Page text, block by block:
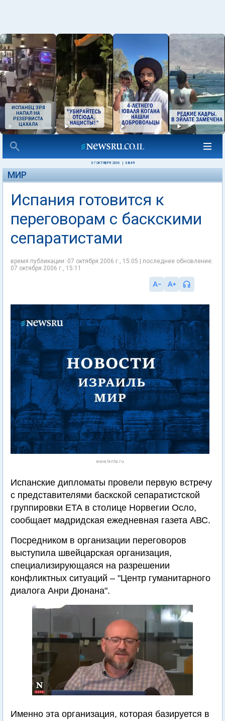
ИСПАНЕЦ ЗРЯ
НАПАЛ НА
РЕЗЕРВИСТА
ЦАХАЛА
07 ОКТЯБРЯ 2006 08:49
МИР
Испания готовится к
переговорам с баскскими
сепаратистами
время публикации: 07 октября 2006 г., 15:05 | последнее обновление:
07 октября 2006 г., 15:11
www.lenta.ru
Испанские дипломаты провели первую встречу
с представителями баскской сепаратистской
группировки ЕТА в столице Норвегии Осло,
сообщает мадридская ежедневная газета АВС.
Посредником в организации переговоров
выступила швейцарская организация,
специализирующаяся на разрешении
конфликтных ситуаций – "Центр гуманитарного
диалога Анри Дюнана".
Именно эта организация, которая базируется в